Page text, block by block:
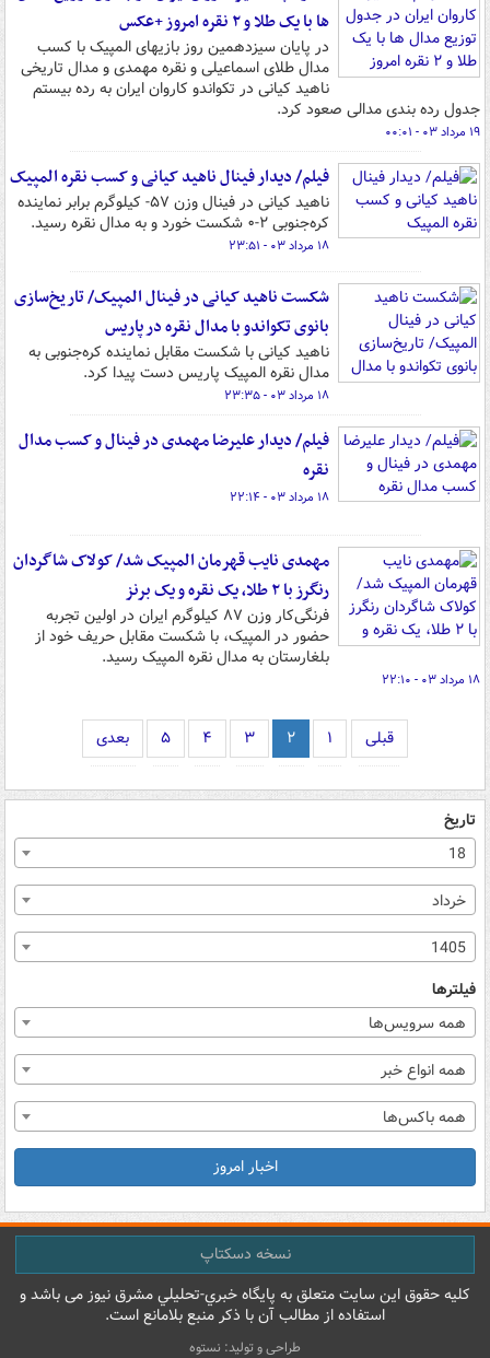
ها با یک طلا و ۲ نقره امروز +عکس
در پایان سیزدهمین روز بازیهای المپیک با کسب
مدال طلای اسماعیلی و نقره مهمدی و مدال تاریخی
ناهید کیانی در تکواندو کاروان ایران به رده بیستم
جدول رده بندی مدالی صعود کرد.
۱۹ مرداد ۰۳ - ۰۰:۰۱
فیلم/ دیدار فینال ناهید کیانی و کسب نقره المپیک
ناهید کیانی در فینال وزن ۵۷- کیلوگرم برابر نماینده
کره‌جنوبی ۲-۰ شکست خورد و به مدال نقره رسید.
۱۸ مرداد ۰۳ - ۲۳:۵۱
شکست ناهید کیانی در فینال المپیک/ تاریخ‌سازی
بانوی تکواندو با مدال نقره در پاریس
ناهید کیانی با شکست مقابل نماینده کره‌جنوبی به
مدال نقره المپیک پاریس دست پیدا کرد.
۱۸ مرداد ۰۳ - ۲۳:۳۵
فیلم/ دیدار علیرضا مهمدی در فینال و کسب مدال
نقره
۱۸ مرداد ۰۳ - ۲۲:۱۴
مهمدی نایب قهرمان المپیک شد/ کولاک شاگردان
رنگرز با ۲ طلا، یک نقره و یک برنز
فرنگی‌کار وزن ۸۷ کیلوگرم ایران در اولین تجربه
حضور در المپیک، با شکست مقابل حریف خود از
بلغارستان به مدال نقره المپیک رسید.
۱۸ مرداد ۰۳ - ۲۲:۱۰
قبلی ۱ ۲ ۳ ۴ ۵ بعدی
تاریخ
18
خرداد
1405
فیلترها
همه سرویس‌ها
همه انواع خبر
همه باکس‌ها
اخبار امروز
نسخه دسکتاپ
کليه حقوق اين سايت متعلق به پایگاه خبري-تحليلي مشرق نيوز می باشد و
استفاده از مطالب آن با ذکر منبع بلامانع است.
طراحی و تولید: نستوه